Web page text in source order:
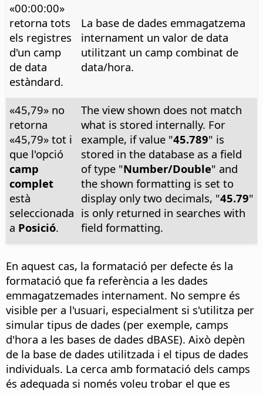
«00:00:00»
retorna tots
els registres
d'un camp
de data
estàndard.
La base de dades emmagatzema
internament un valor de data
utilitzant un camp combinat de
data/hora.
«45,79» no
retorna
«45,79» tot i
que l'opció
camp
complet
està
seleccionada
a Posició.
The view shown does not match
what is stored internally. For
example, if value "45.789" is
stored in the database as a field
of type "Number/Double" and
the shown formatting is set to
display only two decimals, "45.79"
is only returned in searches with
field formatting.
En aquest cas, la formatació per defecte és la
formatació que fa referència a les dades
emmagatzemades internament. No sempre és
visible per a l'usuari, especialment si s'utilitza per
simular tipus de dades (per exemple, camps
d'hora a les bases de dades dBASE). Això depèn
de la base de dades utilitzada i el tipus de dades
individuals. La cerca amb formatació dels camps
és adequada si només voleu trobar el que es